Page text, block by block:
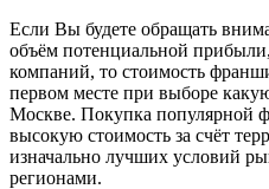
Если Вы будете обращать
объём потенциальной прибыли,
компаний, то стоимость
первом месте при выборе
Москве. Покупка популярной
высокую стоимость за счёт
изначально лучших условий
регионами.